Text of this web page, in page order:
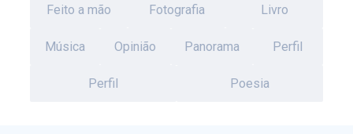
Feito a mão Fotografia Livro
Música Opinião Panorama Perfil
Perfil Poesia